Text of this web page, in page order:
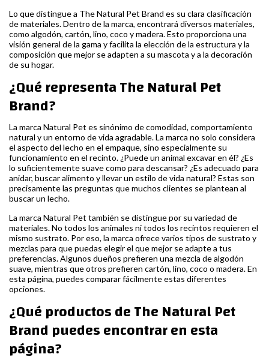
Lo que distingue a The Natural Pet Brand es su clara clasificación
de materiales. Dentro de la marca, encontrará diversos materiales,
como algodón, cartón, lino, coco y madera. Esto proporciona una
visión general de la gama y facilita la elección de la estructura y la
composición que mejor se adapten a su mascota y a la decoración
de su hogar.
¿Qué representa The Natural Pet
Brand?
La marca Natural Pet es sinónimo de comodidad, comportamiento
natural y un entorno de vida agradable. La marca no solo considera
el aspecto del lecho en el empaque, sino especialmente su
funcionamiento en el recinto. ¿Puede un animal excavar en él? ¿Es
lo suficientemente suave como para descansar? ¿Es adecuado para
anidar, buscar alimento y llevar un estilo de vida natural? Estas son
precisamente las preguntas que muchos clientes se plantean al
buscar un lecho.
La marca Natural Pet también se distingue por su variedad de
materiales. No todos los animales ni todos los recintos requieren el
mismo sustrato. Por eso, la marca ofrece varios tipos de sustrato y
mezclas para que puedas elegir el que mejor se adapte a tus
preferencias. Algunos dueños prefieren una mezcla de algodón
suave, mientras que otros prefieren cartón, lino, coco o madera. En
esta página, puedes comparar fácilmente estas diferentes
opciones.
¿Qué productos de The Natural Pet
Brand puedes encontrar en esta
página?